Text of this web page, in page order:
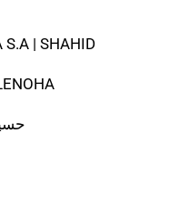
S.A | SHAHID